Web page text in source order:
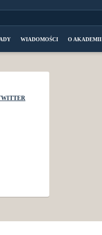
WIADOMOŚCI O AKADEMII